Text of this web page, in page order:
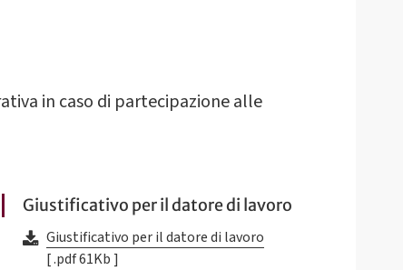
in caso di partecipazione alle
Giustificativo per il datore di lavoro
Giustificativo per il datore di lavoro
[ .pdf 61Kb ]